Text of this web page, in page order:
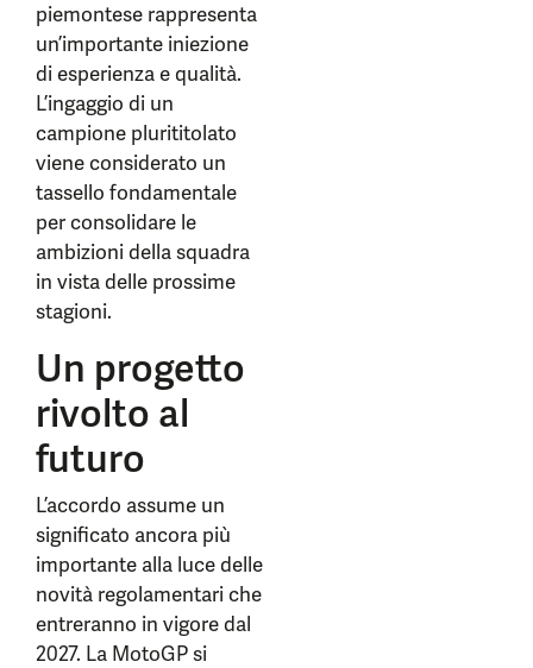
piemontese rappresenta
un’importante iniezione
di esperienza e qualità.
L’ingaggio di un
campione plurititolato
viene considerato un
tassello fondamentale
per consolidare le
ambizioni della squadra
in vista delle prossime
stagioni.
Un progetto
rivolto al
futuro
L’accordo assume un
significato ancora più
importante alla luce delle
novità regolamentari che
entreranno in vigore dal
2027. La MotoGP si